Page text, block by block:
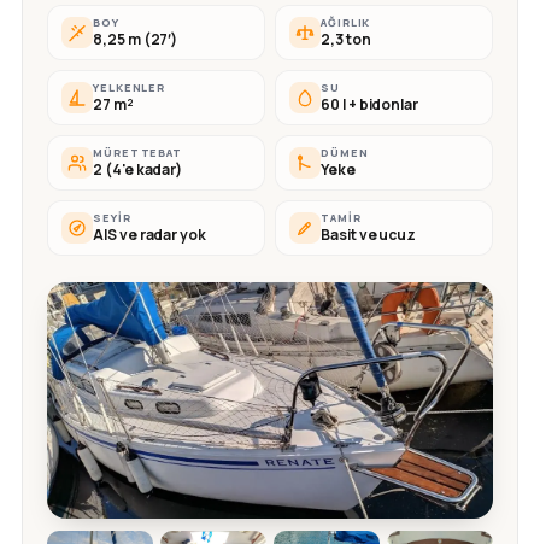
BOY
8,25 m (27′)
AĞIRLIK
2,3 ton
YELKENLER
27 m²
SU
60 l + bidonlar
MÜRETTEBAT
2 (4'e kadar)
DÜMEN
Yeke
SEYIR
AIS ve radar yok
TAMIR
Basit ve ucuz